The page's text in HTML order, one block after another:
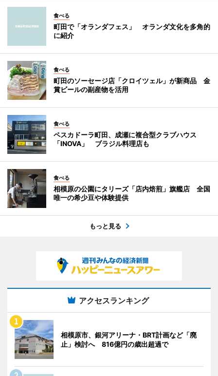
食べる
町田で「オランダフェス」 オランダ文化を多角的
に紹介
食べる
町田のソーセージ店「クロイツェル」が新商品 金
賞ビールの副産物を活用
食べる
ペスカドーラ町田、成瀬に複合型クラブハウス
「INOVA」 ブラジル料理店も
食べる
相模原の公園にタリーズ「店内焙煎」旗艦店 全国
唯一の希少豆や体験提供
もっと見る
アクセスランキング
相模原市、銀河アリーナ・BRT計画など「廃
止」検討へ 816億円の歳出超過で